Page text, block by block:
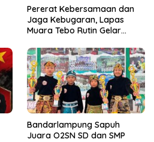
Pererat Kebersamaan dan
Jaga Kebugaran, Lapas
Muara Tebo Rutin Gelar
Bandarlampung Sapuh
Juara O2SN SD dan SMP